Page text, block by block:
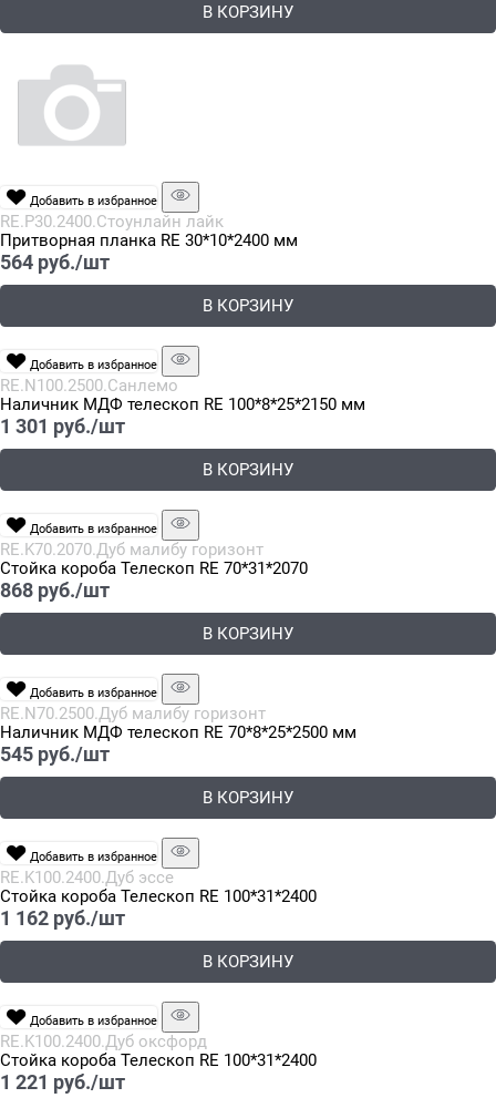
В КОРЗИНУ
Добавить в избранное
RE.P30.2400.Стоунлайн лайк
Притворная планка RE 30*10*2400 мм
564 руб./шт
В КОРЗИНУ
Добавить в избранное
RE.N100.2500.Санлемо
Наличник МДФ телескоп RE 100*8*25*2150 мм
1 301 руб./шт
В КОРЗИНУ
Добавить в избранное
RE.K70.2070.Дуб малибу горизонт
Стойка короба Телескоп RE 70*31*2070
868 руб./шт
В КОРЗИНУ
Добавить в избранное
RE.N70.2500.Дуб малибу горизонт
Наличник МДФ телескоп RE 70*8*25*2500 мм
545 руб./шт
В КОРЗИНУ
Добавить в избранное
RE.K100.2400.Дуб эссе
Стойка короба Телескоп RE 100*31*2400
1 162 руб./шт
В КОРЗИНУ
Добавить в избранное
RE.K100.2400.Дуб оксфорд
Стойка короба Телескоп RE 100*31*2400
1 221 руб./шт